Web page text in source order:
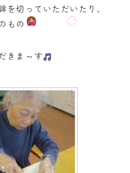
を切っていただいたり、
もの
きま～す